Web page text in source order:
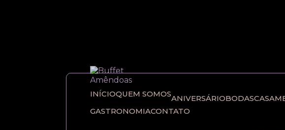
INÍCIO QUEM SOMOS
ANIVERSÁRIO
BODAS
GASTRONOMIA CONTATO